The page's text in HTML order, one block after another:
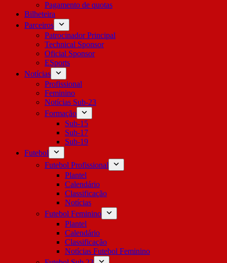
Pagamento de quotas
Bilheteira
Parceiros
Patrocinador Principal
Technical Sponsor
Oficial Sponsor
ESports
Notícias
Profissional
Feminino
Notícias Sub-23
Formação
Sub-15
Sub-17
Sub-19
Futebol
Futebol Profissional
Plantel
Calendário
Classificação
Notícias
Futebol Feminino
Plantel
Calendário
Classificação
Notícias Futebol Feminino